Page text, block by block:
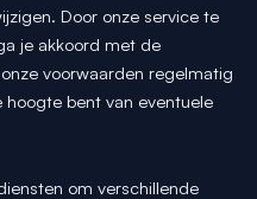
Door onze service te
je akkoord met de
voorwaarden regelmatig
bent van eventuele
om verschillende